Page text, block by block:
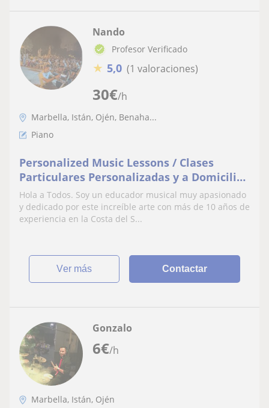
30€/h
Nando
Profesor Verificado
★ 5,0 (1 valoraciones)
Marbella, Istán, Ojén, Benaha...
Piano
Personalized Music Lessons / Clases
Particulares Personalizadas y a Domicilio
:: In Native English o Español Nativo ::
Piano Clásico & Teclado Moderno *
Guitarra Acústica o Eléctrica *Bajo *
Hola a Todos. Soy un educador musical muy apasionado
y dedicado por este increíble arte con más de 10 años de
experiencia en la Costa del S...
ver más Contactar
6€/h
Gonzalo
Marbella, Istán, Ojén